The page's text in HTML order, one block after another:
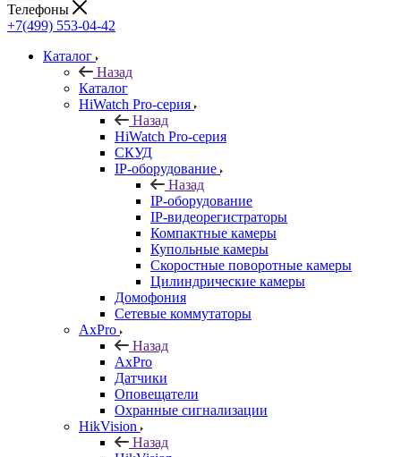
Телефоны
+7(499) 553-04-42
Каталог
Назад
Каталог
HiWatch Pro-серия
Назад
HiWatch Pro-серия
CКУД
IP-оборудование
Назад
IP-оборудование
IP-видеорегистраторы
Компактные камеры
Купольные камеры
Скоростные поворотные камеры
Цилиндрические камеры
Домофония
Сетевые коммутаторы
AxPro
Назад
AxPro
Датчики
Оповещатели
Охранные сигнализации
HikVision
Назад